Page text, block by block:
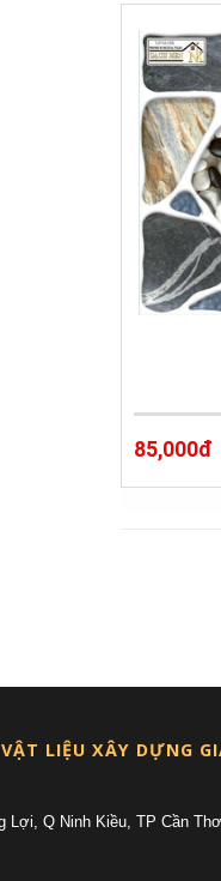
85,000đ
LIỆU XÂY DỰNG
Lợi, Q Ninh Kiều, TP Cần Thơ